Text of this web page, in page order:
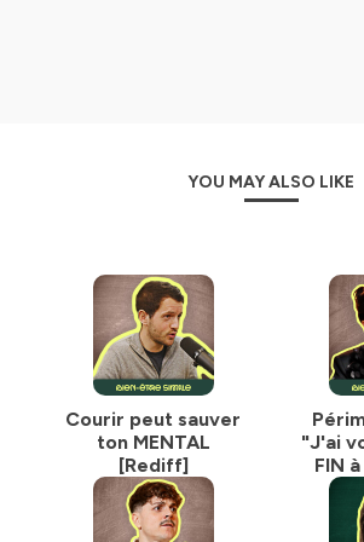
YOU MAY ALSO LIKE
Courir peut sauver
ton MENTAL
[Rediff]
"J'ai
FIN